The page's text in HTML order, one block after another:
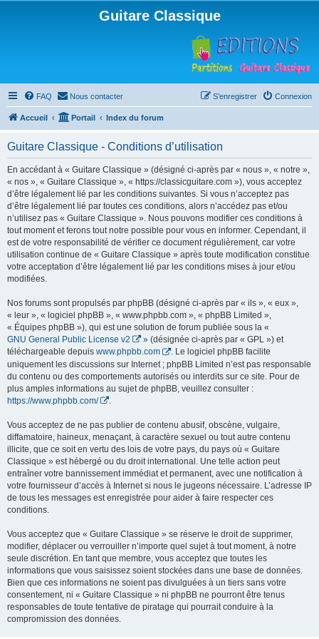
Guitare Classique
FAQ Nous contacter Connexion
S’enregistrer
Accueil Portail Index du forum
Guitare Classique - Conditions d’utilisation
En accédant à « Guitare Classique » (désigné ci-après par « nous », « notre »,
« nos », « Guitare Classique », « https://classicguitare.com »), vous acceptez
d’être légalement lié par les conditions suivantes. Si vous n’acceptez pas
d’être légalement lié par toutes ces conditions, alors n’accédez pas et/ou
n’utilisez pas « Guitare Classique ». Nous pouvons modifier ces conditions à
tout moment et ferons tout notre possible pour vous en informer. Cependant, il
est de votre responsabilité de vérifier ce document régulièrement, car votre
utilisation continue de « Guitare Classique » après toute modification constitue
votre acceptation d’être légalement lié par les conditions mises à jour et/ou
modifiées.
Nos forums sont propulsés par phpBB (désigné ci-après par « ils », « eux »,
« leur », « logiciel phpBB », « www.phpbb.com », « phpBB Limited »,
« Équipes phpBB »), qui est une solution de forum publiée sous la «
GNU General Public License v2
» (désignée ci-après par « GPL ») et
téléchargeable depuis www.phpbb.com
. Le logiciel phpBB facilite
uniquement les discussions sur Internet ; phpBB Limited n’est pas responsable
du contenu ou des comportements autorisés ou interdits sur ce site. Pour de
plus amples informations au sujet de phpBB, veuillez consulter :
https://www.phpbb.com/
Vous acceptez de ne pas publier de contenu abusif, obscène, vulgaire,
diffamatoire, haineux, menaçant, à caractère sexuel ou tout autre contenu
illicite, que ce soit en vertu des lois de votre pays, du pays où « Guitare
Classique » est hébergé ou du droit international. Une telle action peut
entraîner votre bannissement immédiat et permanent, avec une notification à
votre fournisseur d’accès à Internet si nous le jugeons nécessaire. L’adresse IP
de tous les messages est enregistrée pour aider à faire respecter ces
conditions.
Vous acceptez que « Guitare Classique » se réserve le droit de supprimer,
modifier, déplacer ou verrouiller n’importe quel sujet à tout moment, à notre
seule discrétion. En tant que membre, vous acceptez que toutes les
informations que vous saisissez soient stockées dans une base de données.
Bien que ces informations ne soient pas divulguées à un tiers sans votre
consentement, ni « Guitare Classique » ni phpBB ne pourront être tenus
responsables de toute tentative de piratage qui pourrait conduire à la
compromission des données.